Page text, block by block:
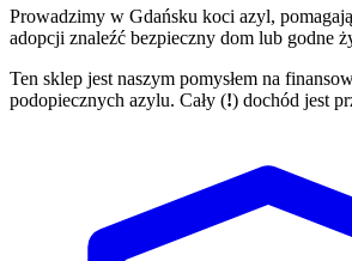
Prowadzimy w Gdańsku koci azyl,
adopcji znaleźć bezpieczny dom lub godne
Ten sklep jest naszym pomysłem na
podopiecznych azylu. Cały (!) dochód jest